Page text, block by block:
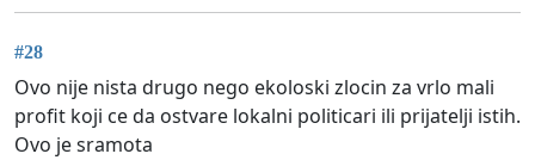
#28
Ovo nije nista drugo nego ekoloski zlocin za vrlo mali
profit koji ce da ostvare lokalni politicari ili prijatelji istih.
Ovo je sramota